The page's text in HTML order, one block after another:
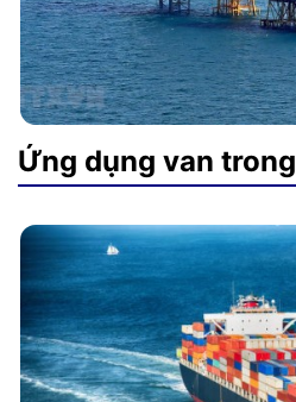
Ứng dụng van